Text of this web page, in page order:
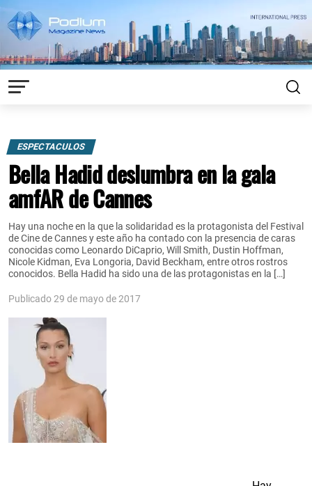
ESPECTACULOS
Bella Hadid deslumbra en la gala
amfAR de Cannes
Hay una noche en la que la solidaridad es la protagonista del Festival
de Cine de Cannes y este año ha contado con la presencia de caras
conocidas como Leonardo DiCaprio, Will Smith, Dustin Hoffman,
Nicole Kidman, Eva Longoria, David Beckham, entre otros rostros
conocidos. Bella Hadid ha sido una de las protagonistas en la […]
Publicado 29 de mayo de 2017